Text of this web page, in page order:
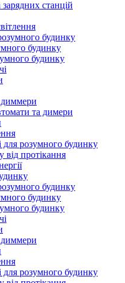
станцій
будинку
будинку
будинку
диммери
та димери
для розумного будинку
від протікання
будинку
будинку
будинку
диммери
для розумного будинку